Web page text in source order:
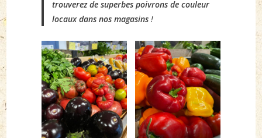
trouverez de superbes poivrons de couleur
locaux dans nos magasins!